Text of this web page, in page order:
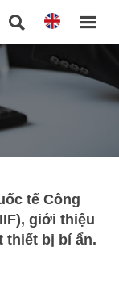
 
tế Công
giới thiệu
thiết bị bí ẩn.